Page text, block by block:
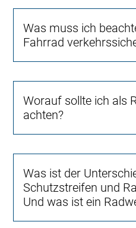
Was muss ich
Fahrrad
Worauf sollte ich als
achten?
Was ist der
Schutzstreifen und
Und was ist ein